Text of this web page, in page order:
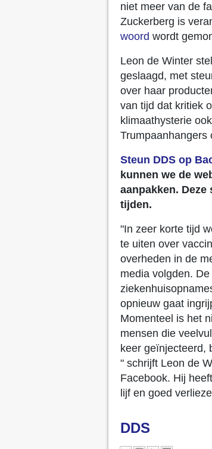
niet meer van de
Zuckerberg is
woord wordt
Leon de Winter
geslaagd, met
over haar
van tijd dat kritiek
klimaathysterie
Trumpaanhangers
Steun DDS op
kunnen we de
aanpakken.
tijden.
"In zeer korte tijd
te uiten over
overheden in de
media volgden.
opnieuw gaat
Momenteel is het
mensen die
keer geïnjecteerd,
" schrijft Leon de
Facebook. Hij
lijf en goed
DDS